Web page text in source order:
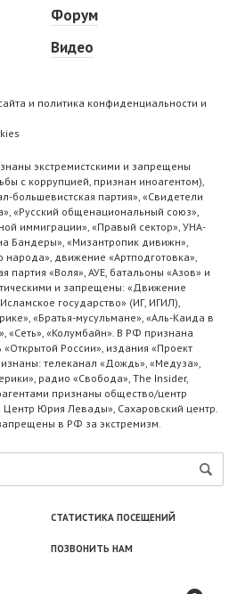
Форум
Видео
и политика конфиденциальности и
экстремистскими и запрещены
с коррупцией, признан иноагентом),
большевистская партия», «Свидетели
«Русский общенациональный союз»,
иммиграции», «Правый сектор», УНА-
Бандеры», «Мизантропик дивижн»,
движение «Артподготовка»,
партия «Воля», АУЕ, батальоны «Азов» и
и запрещены: «Движение
государство» (ИГ, ИГИЛ),
«Братья-мусульмане», «Аль-Каида в
«Сеть», «Колумбайн». В РФ признана
России», издания «Проект
телеканал «Дождь», «Медуза»,
радио «Свобода», The Insider,
признаны общество/центр
Юрия Левады», Сахаровский центр.
в РФ за экстремизм.
СТАТИСТИКА ПОСЕЩЕНИЙ
ПОЗВОНИТЬ НАМ